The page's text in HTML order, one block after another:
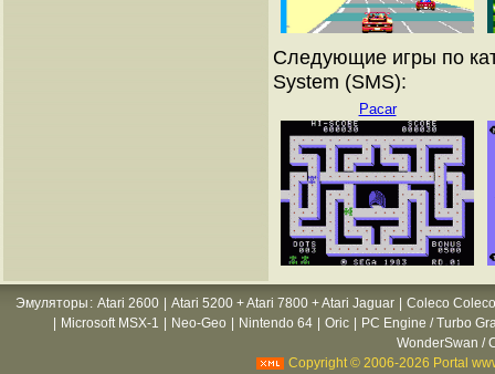
Следующие игры по
System (SMS):
Pacar
Эмуляторы : Atari 2600 Atari 5200 + Atari 7800 + Atari Jaguar
Coleco
Microsoft MSX-1 Neo-Geo Nintendo 64 Oric
PC Engine / Turbo
WonderSwan /
Copyright © 2006-2026 Portal